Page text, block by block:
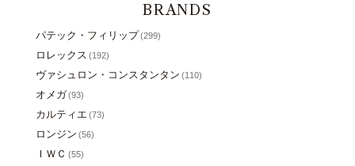
BRANDS
パテック・フィリップ(299)
ロレックス (192)
ヴァシュロン・コンスタンタン (110)
オメガ(93)
カルティエ (73)
ロンジン (56)
ＩＷＣ (55)